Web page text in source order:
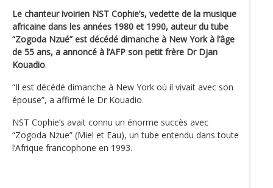
Le chanteur ivoirien NST Cophie’s, vedette de la musique
africaine dans les années 1980 et 1990, auteur du tube
“Zogoda Nzué” est décédé dimanche à New York à l‘âge
de 55 ans, a annoncé à l’AFP son petit frère Dr Djan
Kouadio.
“Il est décédé dimanche à New York où il vivait avec son
épouse”, a affirmé le Dr Kouadio.
NST Cophie’s avait connu un énorme succès avec
“Zogoda Nzue” (Miel et Eau), un tube entendu dans toute
l’Afrique francophone en 1993.